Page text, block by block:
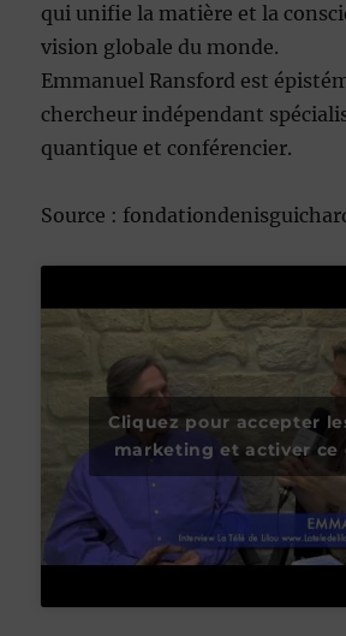
qui unifie la matière et la
vision globale du monde.
Emmanuel Ransford est
chercheur indépendant
quantique et conférencier.
Source :
Cliquez pour accepter
marketing et activer ce